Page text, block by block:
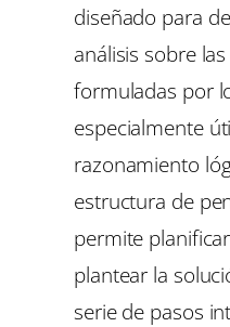
diseñado para
análisis sobre
formuladas por
especialmente
razonamiento
estructura de
permite
plantear la
serie de pasos